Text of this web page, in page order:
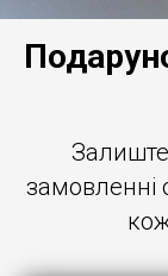
Залиште
замовленні